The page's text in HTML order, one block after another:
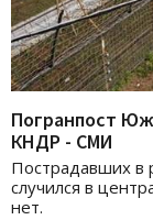
Погранпост
КНДР - СМИ
Пострадавших в
случился в
нет.